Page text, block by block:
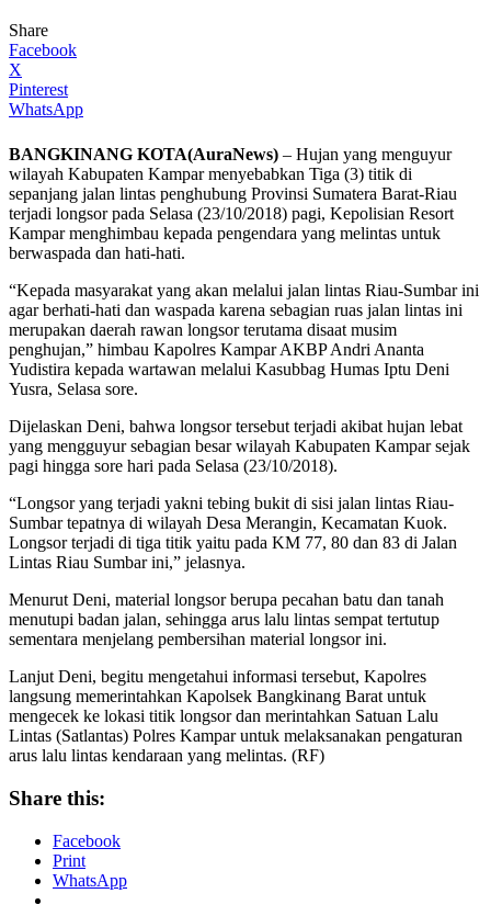
Share
Facebook
X
Pinterest
WhatsApp
BANGKINANG KOTA(AuraNews) – Hujan yang menguyur
wilayah Kabupaten Kampar menyebabkan Tiga (3) titik di
sepanjang jalan lintas penghubung Provinsi Sumatera Barat-Riau
terjadi longsor pada Selasa (23/10/2018) pagi, Kepolisian Resort
Kampar menghimbau kepada pengendara yang melintas untuk
berwaspada dan hati-hati.
“Kepada masyarakat yang akan melalui jalan lintas Riau-Sumbar ini
agar berhati-hati dan waspada karena sebagian ruas jalan lintas ini
merupakan daerah rawan longsor terutama disaat musim
penghujan,” himbau Kapolres Kampar AKBP Andri Ananta
Yudistira kepada wartawan melalui Kasubbag Humas Iptu Deni
Yusra, Selasa sore.
Dijelaskan Deni, bahwa longsor tersebut terjadi akibat hujan lebat
yang mengguyur sebagian besar wilayah Kabupaten Kampar sejak
pagi hingga sore hari pada Selasa (23/10/2018).
“Longsor yang terjadi yakni tebing bukit di sisi jalan lintas Riau-
Sumbar tepatnya di wilayah Desa Merangin, Kecamatan Kuok.
Longsor terjadi di tiga titik yaitu pada KM 77, 80 dan 83 di Jalan
Lintas Riau Sumbar ini,” jelasnya.
Menurut Deni, material longsor berupa pecahan batu dan tanah
menutupi badan jalan, sehingga arus lalu lintas sempat tertutup
sementara menjelang pembersihan material longsor ini.
Lanjut Deni, begitu mengetahui informasi tersebut, Kapolres
langsung memerintahkan Kapolsek Bangkinang Barat untuk
mengecek ke lokasi titik longsor dan merintahkan Satuan Lalu
Lintas (Satlantas) Polres Kampar untuk melaksanakan pengaturan
arus lalu lintas kendaraan yang melintas. (RF)
Share this:
Facebook
Print
WhatsApp